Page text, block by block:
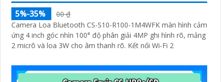
5%-35%
00 ₫
Camera Loa Bluetooth CS-S10-R100-1M4WFK màn hình cảm
ứng 4 inch góc nhìn 100° độ phân giải 4MP ghi hình rõ, mảng
2 micrô và loa 3W cho âm thanh rõ. Kết nối Wi-Fi 2